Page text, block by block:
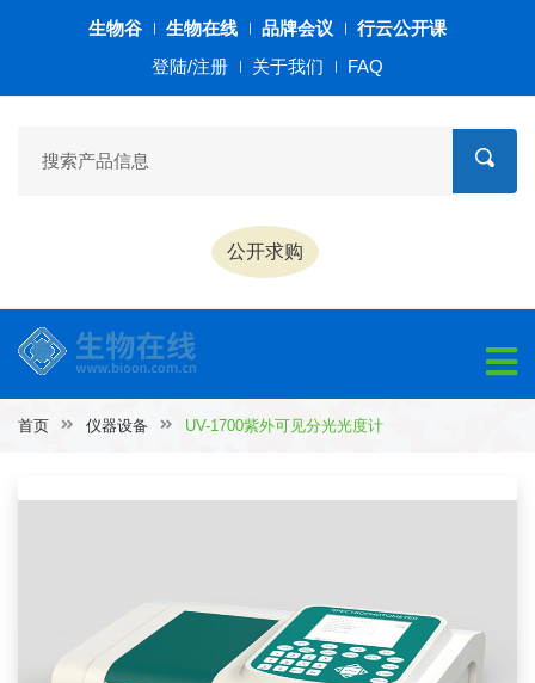
生物谷 生物在线 品牌会议
行云公开课
登陆/注册
关于我们 FAQ
公开求购
首页 仪器设备 UV-1700紫外可见分光光度计